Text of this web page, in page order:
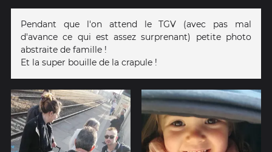
Pendant que l'on attend le TGV (avec pas mal
d'avance ce qui est assez surprenant) petite photo
abstraite de famille !
Et la super bouille de la crapule !